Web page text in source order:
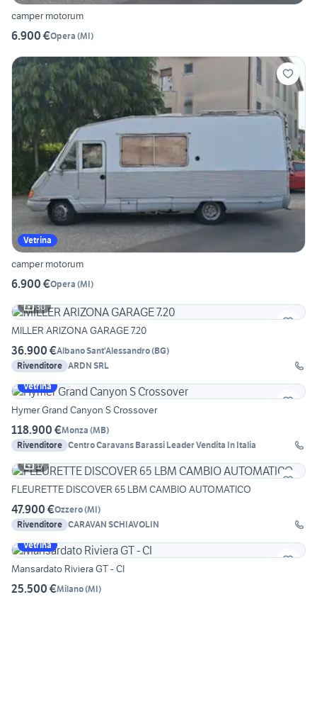
camper motorum
6.900 €Opera (MI)
Vetrina
camper motorum
6.900 €Opera (MI)
30
MILLER ARIZONA GARAGE 7.20
36.900 €Albano Sant'Alessandro(BG)
Rivenditore ARDN SRL
Vetrina
Hymer Grand Canyon S Crossover
118.900 €Monza (MB)
Rivenditore Centro Caravans Barassi Leader Vendita In Italia
17
FLEURETTE DISCOVER 65 LBM CAMBIO AUTOMATICO
47.900 €Ozzero(MI)
Rivenditore CARAVAN SCHIAVOLIN
Vetrina
Mansardato Riviera GT - CI
25.500 €Milano(MI)